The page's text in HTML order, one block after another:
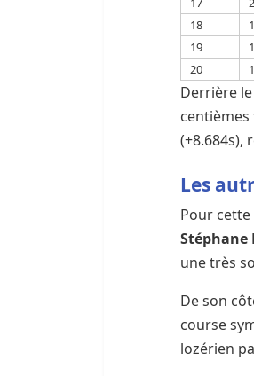
18
19
20
Derrière
(+8.684s),
Les
Pour
Stéphane
une très
De son
course
lozérien